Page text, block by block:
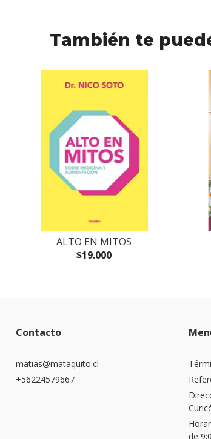
También te
ALTO EN MITOS
$19.000
Contacto
matias@mataquito.cl
+56224579667
de